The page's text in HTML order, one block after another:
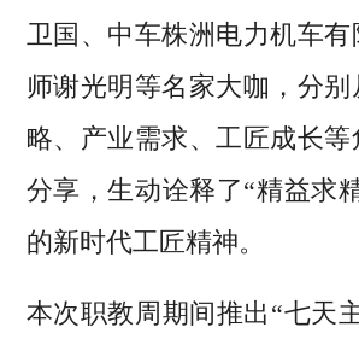
卫国、中车株洲电力机车
师谢光明等名家大咖，分
略、产业需求、工匠成长
分享，生动诠释了“精益求
的新时代工匠精神。
本次职教周期间推出“七天